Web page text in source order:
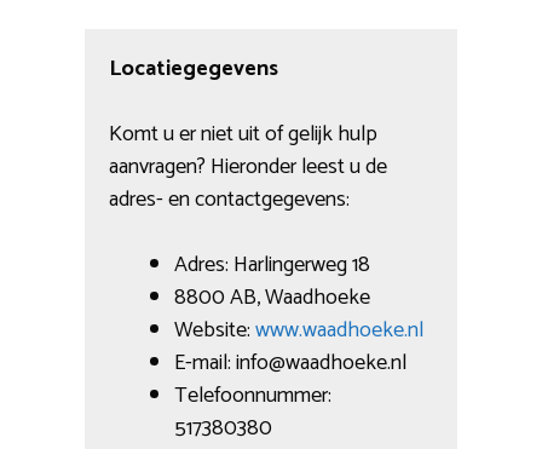
Locatiegegevens
Komt u er niet uit of gelijk hulp
aanvragen? Hieronder leest u de
adres- en contactgegevens:
Adres: Harlingerweg 18
8800 AB, Waadhoeke
Website:www.waadhoeke.nl
E-mail: info@waadhoeke.nl
Telefoonnummer:
517380380